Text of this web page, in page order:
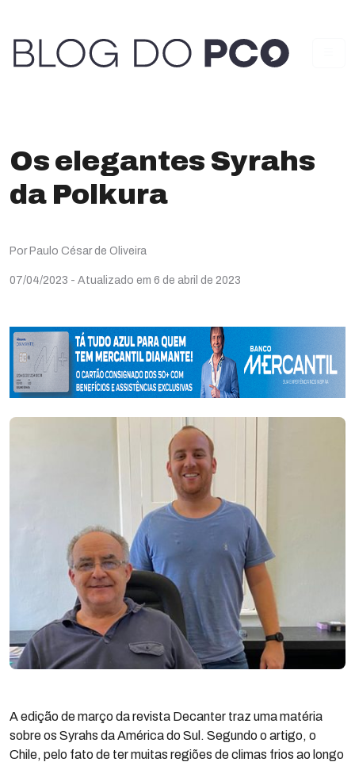
Os elegantes Syrahs
da Polkura
Por Paulo César de Oliveira
07/04/2023 - Atualizado em 6 de abril de 2023
A edição de março da revista Decanter traz uma matéria
sobre os Syrahs da América do Sul. Segundo o artigo, o
Chile, pelo fato de ter muitas regiões de climas frios ao longo